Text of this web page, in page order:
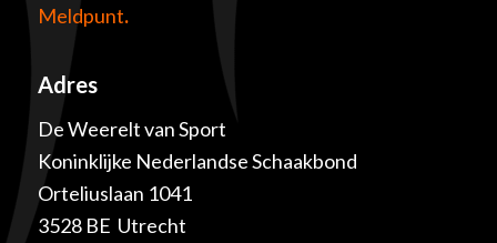
Meldpunt.
Adres
De Weerelt van Sport
Koninklijke Nederlandse Schaakbond
Orteliuslaan 1041
3528 BE Utrecht